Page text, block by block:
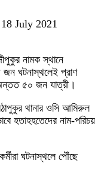
July 2021
নামক স্থানে
জন ঘটনাস্থলেই প্রাণ
৫০ জন যাত্রী।
থানার ওসি আমিরুল
হতাহহতেদের নাম-পরিচয়
ঘটনাস্থলে পৌঁছে